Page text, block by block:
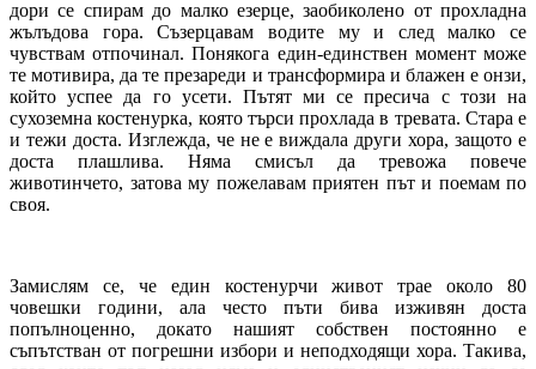
дори се спирам до малко езерце, заобиколено от прохладна
жълъдова гора. Съзерцавам водите му и след малко се
чувствам отпочинал. Понякога един-единствен момент може
те мотивира, да те презареди и трансформира и блажен е онзи,
който успее да го усети. Пътят ми се пресича с този на
сухоземна костенурка, която търси прохлада в тревата. Стара е
и тежи доста. Изглежда, че не е виждала други хора, защото е
доста плашлива. Няма смисъл да тревожа повече
животинчето, затова му пожелавам приятен път и поемам по
своя.
Замислям се, че един костенурчи живот трае около 80
човешки години, ала често пъти бива изживян доста
попълноценно, докато нашият собствен постоянно е
съпътстван от погрешни избори и неподходящи хора. Такива,